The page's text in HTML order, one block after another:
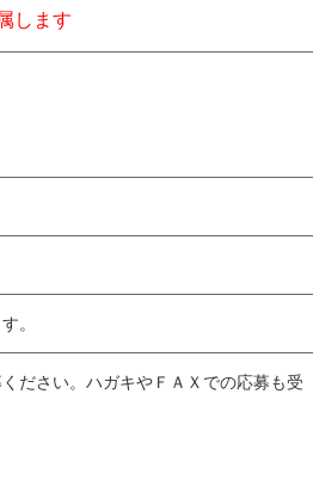
します
。
ださい。ハガキやＦＡＸでの応募も受